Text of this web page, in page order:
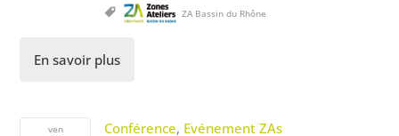
ZA Bassin du Rhône
En savoir plus
ven Conférence, Evénement ZAs